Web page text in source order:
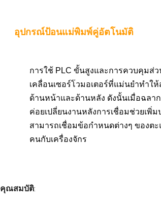
อุปกรณ์ป้อนแม่พิมพ์คู่อัตโนมัติ
การใช้ PLC ขั้นสูงและการควบคุมส่
เคลื่อนเซอร์โวมอเตอร์ที่แม่นยำทำใ
ด้านหน้าและด้านหลัง ดังนั้นเมื่อฉลา
ค่อยเปลี่ยนงานหลังการเชื่อมช่วยเพิ่
สามารถเชื่อมข้อกำหนดต่างๆ ของต
คนกับเครื่องจักร
คุณสมบัติ: